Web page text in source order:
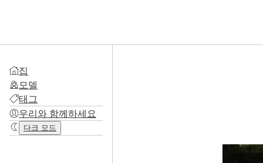
집
모델
태그
우리와 함께하세요
다크 모드